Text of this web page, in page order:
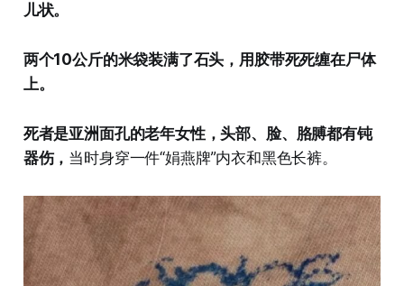
儿状。
两个10公斤的米袋装满了石头，用胶带死死缠在尸体
上。
死者是亚洲面孔的老年女性，头部、脸、胳膊都有钝
器伤， 当时身穿一件“娟燕牌”内衣和黑色长裤。